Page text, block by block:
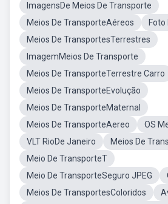
ImagensDe Meios De Transporte
Meios De TransporteAéreos
Foto
Meios De TransportesTerrestres
ImagemMeios De Transporte
Meios De TransporteTerrestre Carro
Meios De TransporteEvolução
Meios De TransporteMaternal
Meios De TransporteAereo
OS
VLT RioDe Janeiro
Meios De
Meio De TransporteT
Meio De TransporteSeguro JPEG
Meios De TransportesColoridos